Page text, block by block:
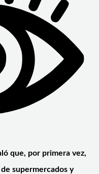
que, por primera vez,
supermercados y